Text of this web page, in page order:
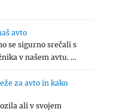
avto
se sigurno srečali s
v našem avtu. …
za avto in kako
ali v svojem